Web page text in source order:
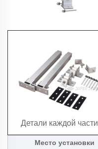
Детали каждой части
Место установки